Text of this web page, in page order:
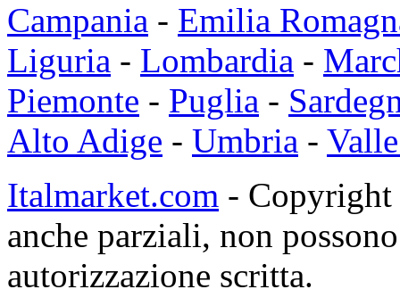
Campania - Emilia
Liguria - Lombardia -
Piemonte - Puglia -
Alto Adige - Umbria -
Italmarket.com - Copyright
anche parziali, non
autorizzazione scritta.